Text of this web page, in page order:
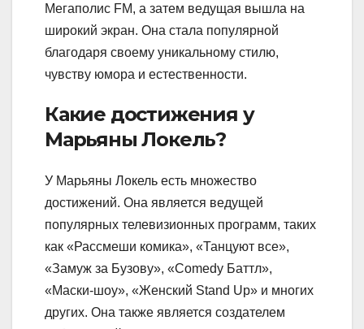
Мегаполис FM, а затем ведущая вышла на
широкий экран. Она стала популярной
благодаря своему уникальному стилю,
чувству юмора и естественности.
Какие достижения у
Марьяны Локель?
У Марьяны Локель есть множество
достижений. Она является ведущей
популярных телевизионных программ, таких
как «Рассмеши комика», «Танцуют все»,
«Замуж за Бузову», «Comedy Баттл»,
«Маски-шоу», «Женский Stand Up» и многих
других. Она также является создателем